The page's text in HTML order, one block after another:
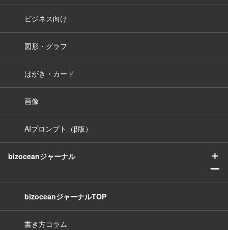
ビジネス向け
図形・グラフ
はがき・カード
画像
AIプロンプト（β版）
bizoceanジャーナル
＋
ー
bizoceanジャーナルTOP
書き方コラム